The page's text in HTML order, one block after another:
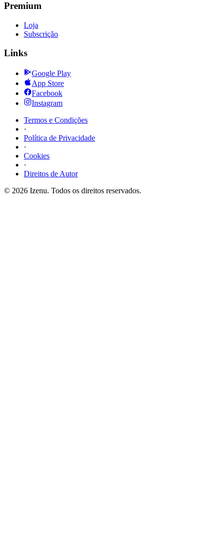
Premium
Loja
Subscrição
Links
Google Play
App Store
Facebook
Instagram
Termos e Condições
·
Política de Privacidade
·
Cookies
·
Direitos de Autor
© 2026 Izenu. Todos os direitos reservados.